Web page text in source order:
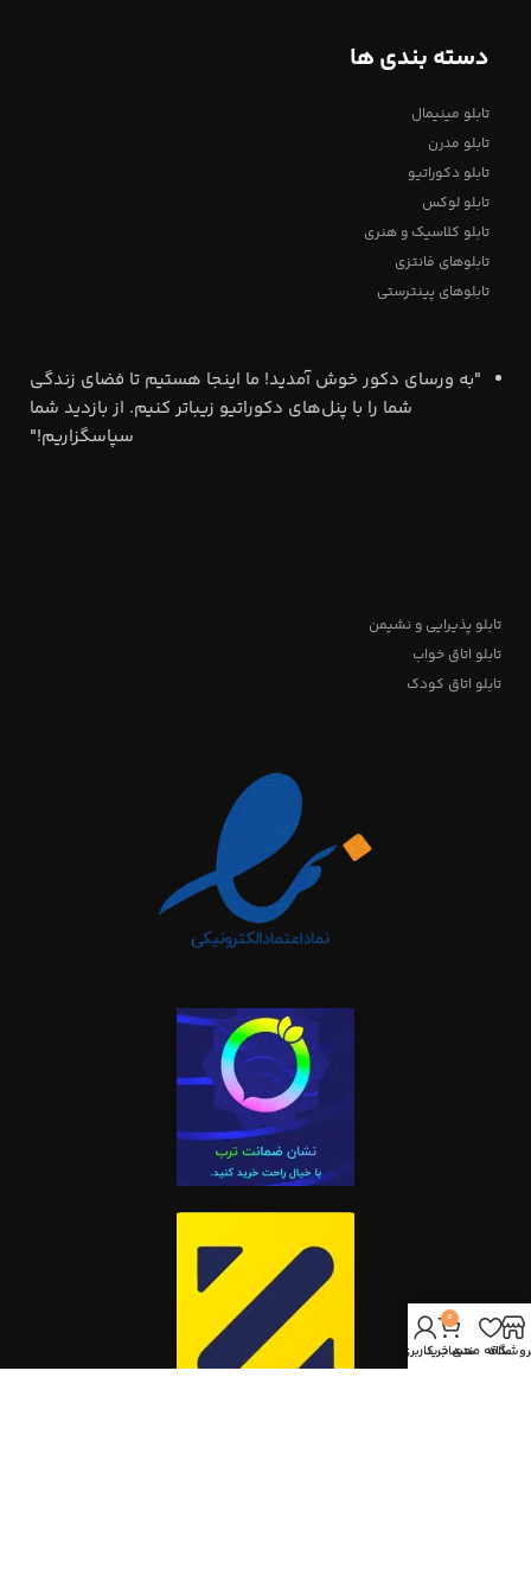
دسته بندی ها
تابلو مینیمال
تابلو مدرن
تابلو دکوراتیو
تابلو لوکس
تابلو کلاسیک و هنری
تابلوهای فانتزی
تابلوهای پینترستی
"به ورسای دکور خوش آمدید! ما اینجا هستیم تا فضای زندگی
شما را با پنل‌های دکوراتیو زیباتر کنیم. از بازدید شما
سپاسگزاریم!"
تابلو پذیرایی و نشیمن
تابلو اتاق خواب
تابلو اتاق کودک
علاقه مندی
0
سبد خرید
حساب کاربری من